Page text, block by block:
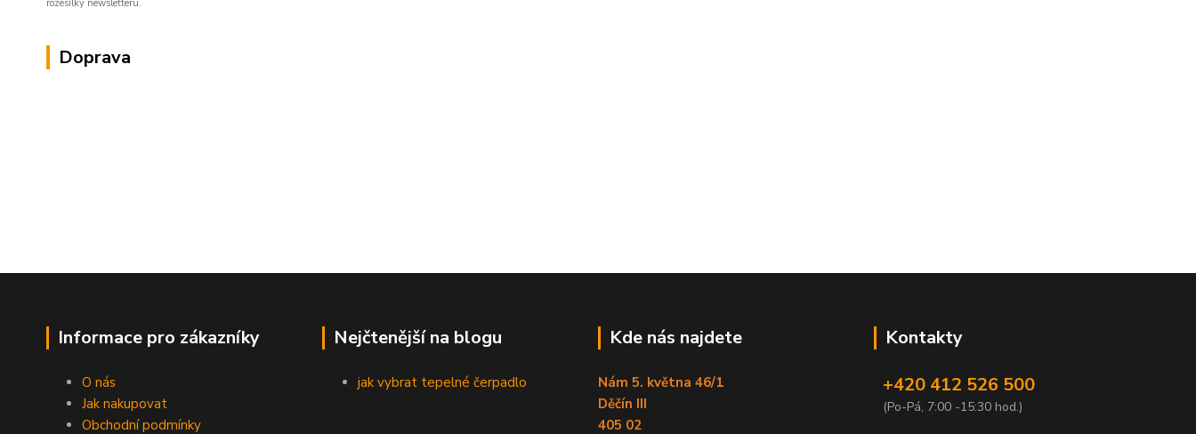
rozesílky newsletteru.
Doprava
Informace pro zákazníky
O nás
Jak nakupovat
Obchodní podmínky
Nejčtenější na blogu
jak vybrat tepelné čerpadlo
Kde nás najdete
Nám 5. května 46/1
Děčín III
405 02
Kontakty
+420 412 526 500
(Po-Pá, 7:00 -15:30 hod.)